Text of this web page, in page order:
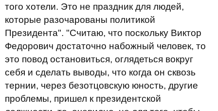
того хотели. Это не праздник для людей,
которые разочарованы политикой
Президента". "Считаю, что поскольку Виктор
Федорович достаточно набожный человек, то
это повод остановиться, оглядеться вокруг
себя и сделать выводы, что когда он сквозь
тернии, через безотцовскую юность, другие
проблемы, пришел к президентской